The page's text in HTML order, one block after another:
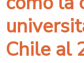
Chile al